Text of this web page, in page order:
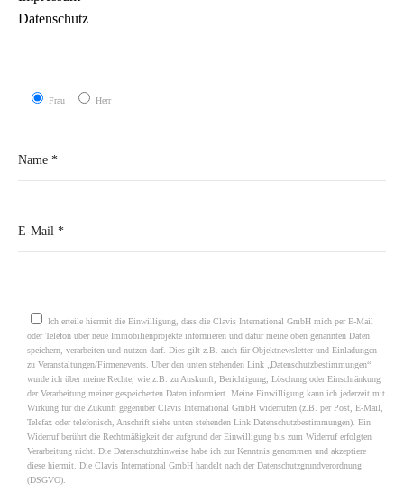
Datenschutz
Frau Herr
Ich erteile hiermit die Einwilligung, dass die Clavis International GmbH mich per E-Mail
oder Telefon über neue Immobilienprojekte informieren und dafür meine oben genannten Daten
speichern, verarbeiten und nutzen darf. Dies gilt z.B. auch für Objektnewsletter und Einladungen
zu Veranstaltungen/Firmenevents. Über den unten stehenden Link „Datenschutzbestimmungen“
wurde ich über meine Rechte, wie z.B. zu Auskunft, Berichtigung, Löschung oder Einschränkung
der Verarbeitung meiner gespeicherten Daten informiert. Meine Einwilligung kann ich jederzeit mit
Wirkung für die Zukunft gegenüber Clavis International GmbH widerrufen (z.B. per Post, E-Mail,
Telefax oder telefonisch, Anschrift siehe unten stehenden Link Datenschutzbestimmungen). Ein
Widerruf berührt die Rechtmäßigkeit der aufgrund der Einwilligung bis zum Widerruf erfolgten
Verarbeitung nicht. Die Datenschutzhinweise habe ich zur Kenntnis genommen und akzeptiere
diese hiermit. Die Clavis International GmbH handelt nach der Datenschutzgrundverordnung
(DSGVO).